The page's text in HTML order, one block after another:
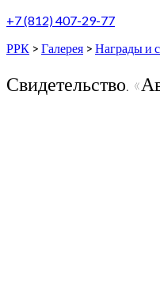
+7 (812) 407-29-77
РРК > Галерея > Награды и
Свидетельство.